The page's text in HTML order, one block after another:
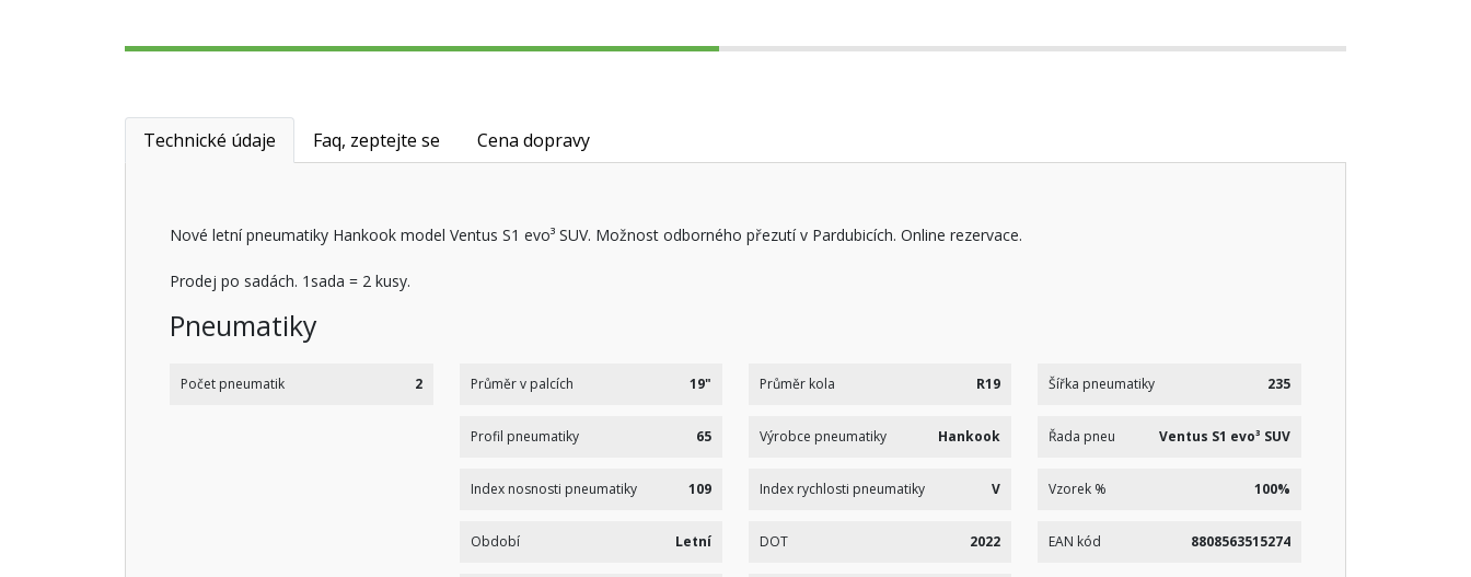
Technické údaje Faq, zeptejte se Cena dopravy
Nové letní pneumatiky Hankook model Ventus S1 evo³ SUV. Možnost odborného přezutí v Pardubicích. Online rezervace.
Prodej po sadách. 1sada = 2 kusy.
Pneumatiky
Počet pneumatik 2 Průměr v palcích 19" Průměr kola R19 Šířka pneumatiky 235
Profil pneumatiky 65 Výrobce pneumatiky Hankook Řada pneu Ventus S1 evo³ SUV
Index nosnosti pneumatiky 109 Index rychlosti pneumatiky V Vzorek % 100%
Období Letní DOT 2022 EAN kód 8808563515274